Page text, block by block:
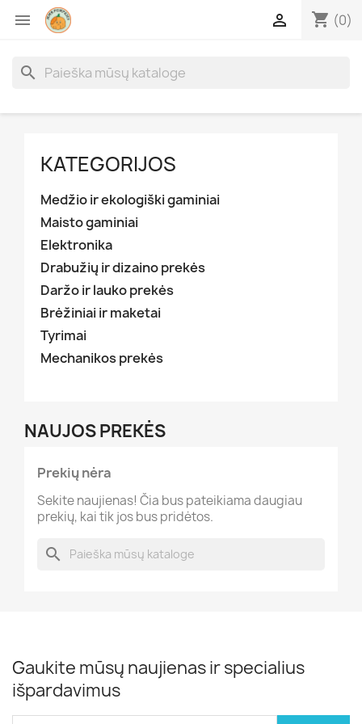
 shopping_cart (0)

search
KATEGORIJOS
Medžio ir ekologiški gaminiai
Maisto gaminiai
Elektronika
Drabužių ir dizaino prekės
Daržo ir lauko prekės
Brėžiniai ir maketai
Tyrimai
Mechanikos prekės
NAUJOS PREKĖS
Prekių nėra
Sekite naujienas! Čia bus pateikiama daugiau
prekių, kai tik jos bus pridėtos.
search
Gaukite mūsų naujienas ir specialius
išpardavimus